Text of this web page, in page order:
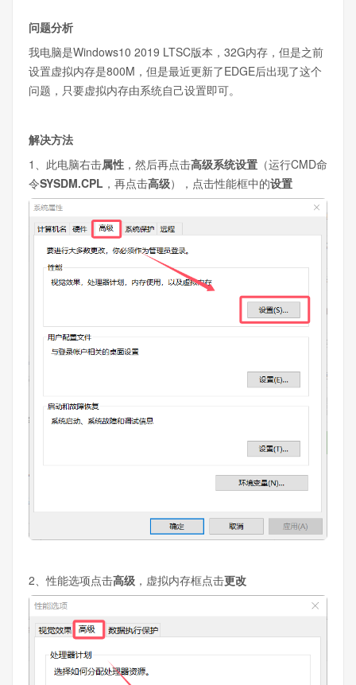
问题分析
我电脑是Windows10 2019 LTSC版本，32G内存，但是之前
设置虚拟内存是800M，但是最近更新了EDGE后出现了这个
问题，只要虚拟内存由系统自己设置即可。
解决方法
1、此电脑右击属性 ，然后再点击高级系统设置 （运行CMD命
令SYSDM.CPL ，再点击高级），点击性能框中的设置
2、性能选项点击高级 ，虚拟内存框点击更改